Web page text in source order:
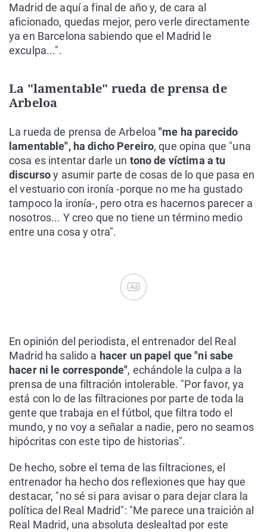
Madrid de aquí a final de año y, de cara al
aficionado, quedas mejor, pero verle directamente
ya en Barcelona sabiendo que el Madrid le
exculpa...".
La "lamentable" rueda de prensa de
Arbeloa
La rueda de prensa de Arbeloa"me ha parecido
lamentable", ha dicho Pereiro, que opina que "una
cosa es intentar darle un tono de víctima a tu
discursoy asumir parte de cosas de lo que pasa en
el vestuario con ironía -porque no me ha gustado
tampoco la ironía-, pero otra es hacernos parecer a
nosotros... Y creo que no tiene un término medio
entre una cosa y otra".
Ad
En opinión del periodista, el entrenador del Real
Madrid ha salido a hacer un papel que "ni sabe
hacer ni le corresponde", echándole la culpa a la
prensa de una filtración intolerable. "Por favor, ya
está con lo de las filtraciones por parte de toda la
gente que trabaja en el fútbol, que filtra todo el
mundo, y no voy a señalar a nadie, pero no seamos
hipócritas con este tipo de historias".
De hecho, sobre el tema de las filtraciones, el
entrenador ha hecho dos reflexiones que hay que
destacar, "no sé si para avisar o para dejar clara la
política del Real Madrid": "Me parece una traición al
Real Madrid, una absoluta deslealtad por este